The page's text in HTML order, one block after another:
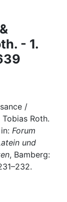
- 1.
/
Roth.
Forum
und
, Bamberg: